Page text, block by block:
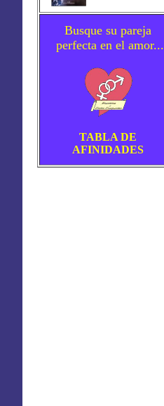
Busque su pareja
perfecta en el amor...
TABLA DE
AFINIDADES